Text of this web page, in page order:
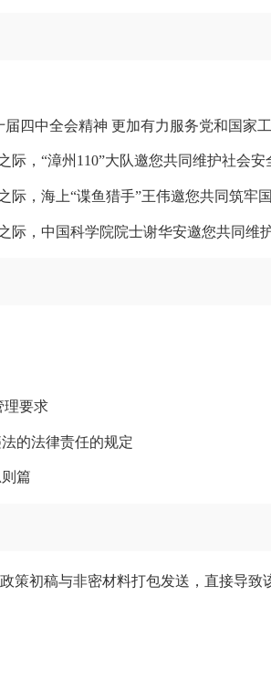
四中全会精神 更加有力服务党和国家
，“漳州110”大队邀您共同维护社会安
际，海上“谍鱼猎手”王伟邀您共同筑牢
际，中国科学院院士谢华安邀您共同维
理要求
的法律责任的规定
篇
策初稿与非密材料打包发送，直接导致